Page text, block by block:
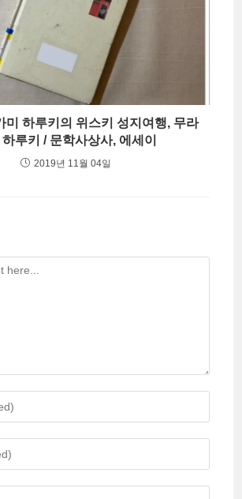
미 하루키의 위스키 성지여행, 무라
루키 / 문학사상사, 에세이
2019년 11월 04일